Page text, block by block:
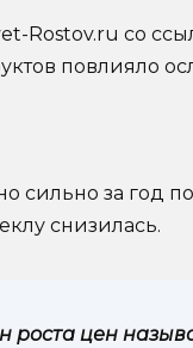
Rostov.ru со
повлияло
сильно за год
снизилась.
роста цен